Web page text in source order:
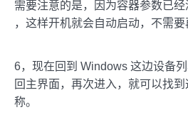
需要注意的是，因为容器参数已
，这样开机就会自动启动，不需要
6，现在回到 Windows 这边设备
回主界面，再次进入，就可以找
称。